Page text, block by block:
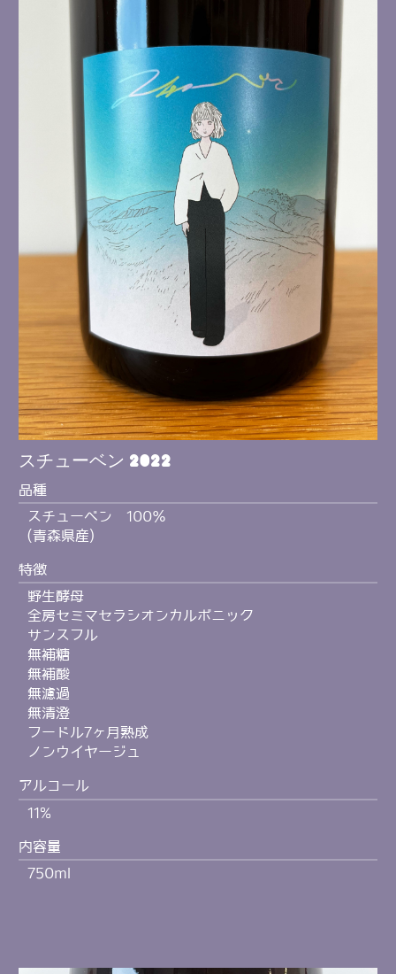
スチューベン 2022
品種
スチューベン 100％
(青森県産)
特徴
野生酵母
全房セミマセラシオンカルボニック
サンスフル
無補糖
無補酸
無濾過
無清澄
フードル7ヶ月熟成
ノンウイヤージュ
アルコール
11%
内容量
750ml